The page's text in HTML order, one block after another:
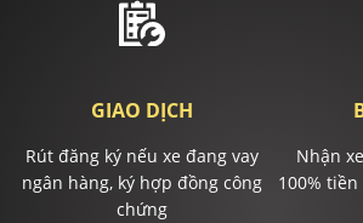
GIAO DỊCH
Rút đăng ký nếu xe đang vay
ngân hàng, ký hợp đồng công
chứng
Nhận
100%